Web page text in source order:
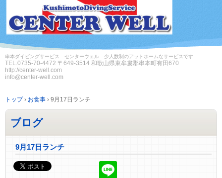
串本ダイビングサービス センターウェル 少人数制のアットホームなサービスです
TEL.0735-70-4472 〒649-3514 和歌山県東牟婁郡串本町有田670
http://center-well.com
info@center-well.com
トップ› お食事 › 9月17日ランチ
ブログ
9月17日ランチ